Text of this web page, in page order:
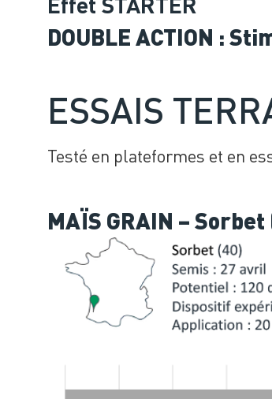
Effet STARTER
DOUBLE ACTION :
ESSAIS
Testé en plateformes et en
MAÏS GRAIN – Sorbet